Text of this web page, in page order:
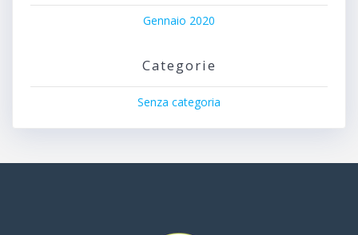
Gennaio 2020
Categorie
Senza categoria